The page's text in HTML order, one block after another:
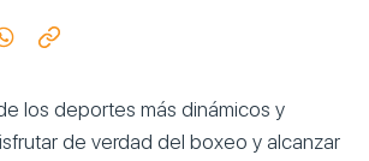
los deportes más dinámicos y
de verdad del boxeo y alcanzar